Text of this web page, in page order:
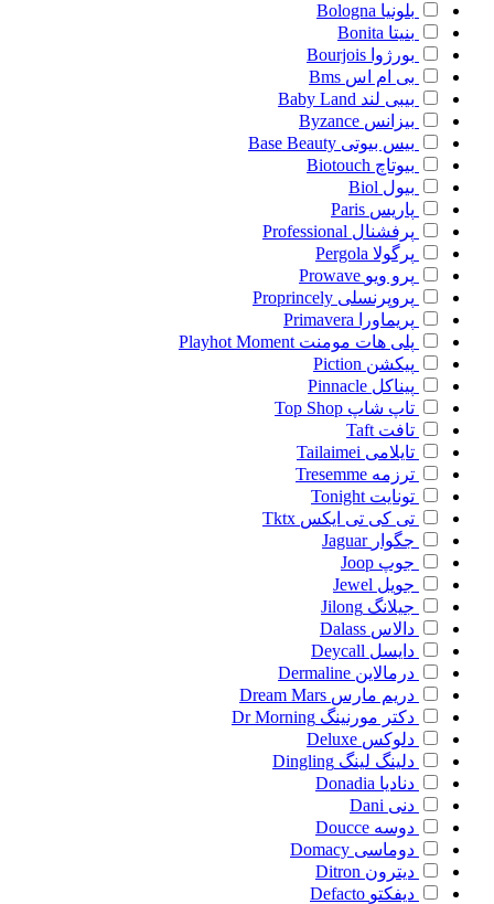
بلونیا Bologna
بنیتا Bonita
بورژوا Bourjois
بی ام اس Bms
بیبی لند Baby Land
بیزانس Byzance
بیس بیوتی Base Beauty
بیوتاچ Biotouch
بیول Biol
پاریس Paris
پرفشنال Professional
پرگولا Pergola
پرو ویو Prowave
پروپرنسلی Proprincely
پریماورا
Primavera
پلی هات مومنت Playhot Moment
پیکشن Piction
پیناکل Pinnacle
تاپ شاپ Top Shop
تافت Taft
تایلامی Tailaimei
ترزمه Tresemme
تونایت Tonight
تی کی تی ایکس Tktx
جگوار Jaguar
جوپ Joop
جویل Jewel
جیلانگ Jilong
دالاس Dalass
دایسل Deycall
درمالاین Dermaline
دریم مارس Dream Mars
دکتر مورنینگ Dr Morning
دلوکس Deluxe
دلینگ لینگ Dingling
دنادیا Donadia
دنی Dani
دوسه Doucce
دوماسی Domacy
دیترون Ditron
دیفکتو Defacto